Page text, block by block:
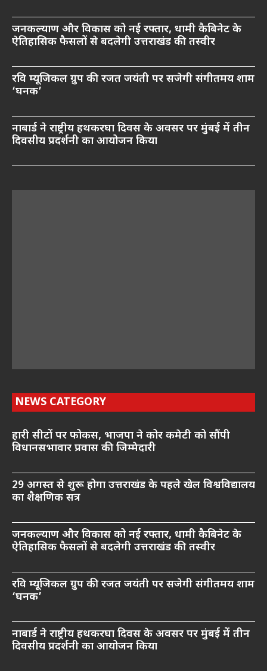
जनकल्याण और विकास को नई रफ्तार, धामी कैबिनेट के
ऐतिहासिक फैसलों से बदलेगी उत्तराखंड की तस्वीर
रवि म्यूजिकल ग्रुप की रजत जयंती पर सजेगी संगीतमय शाम
‘घनक’
नाबार्ड ने राष्ट्रीय हथकरघा दिवस के अवसर पर मुंबई में तीन
दिवसीय प्रदर्शनी का आयोजन किया
NEWS CATEGORY
हारी सीटों पर फोकस, भाजपा ने कोर कमेटी को सौंपी
विधानसभावार प्रवास की जिम्मेदारी
29 अगस्त से शुरू होगा उत्तराखंड के पहले खेल विश्वविद्यालय
का शैक्षणिक सत्र
जनकल्याण और विकास को नई रफ्तार, धामी कैबिनेट के
ऐतिहासिक फैसलों से बदलेगी उत्तराखंड की तस्वीर
रवि म्यूजिकल ग्रुप की रजत जयंती पर सजेगी संगीतमय शाम
‘घनक’
नाबार्ड ने राष्ट्रीय हथकरघा दिवस के अवसर पर मुंबई में तीन
दिवसीय प्रदर्शनी का आयोजन किया